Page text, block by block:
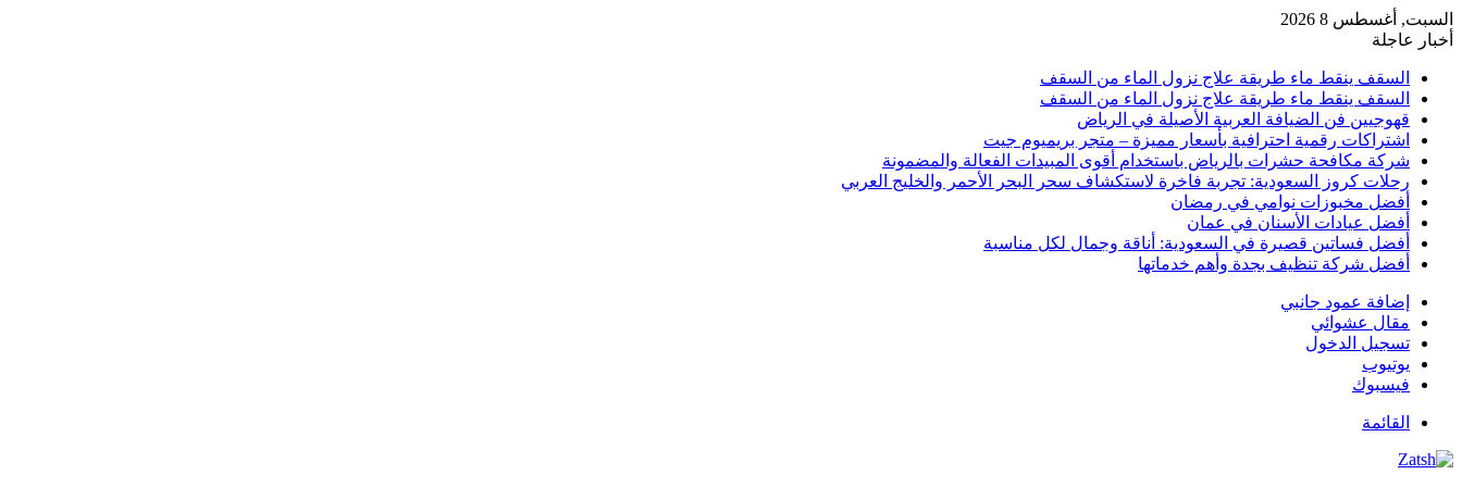
السبت, أغسطس 8 2026
أخبار عاجلة
السقف ينقط ماء طريقة علاج نزول الماء من السقف
السقف ينقط ماء طريقة علاج نزول الماء من السقف
قهوجيين فن الضيافة العربية الأصيلة في الرياض
اشتراكات رقمية احترافية بأسعار مميزة – متجر بريميوم جيت
شركة مكافحة حشرات بالرياض باستخدام أقوى المبيدات الفعالة والمضمونة
رحلات كروز السعودية: تجربة فاخرة لاستكشاف سحر البحر الأحمر والخليج العربي
أفضل مخبوزات نوامي في رمضان
أفضل عيادات الأسنان في عمان
أفضل فساتين قصيرة في السعودية: أناقة وجمال لكل مناسبة
أفضل شركة تنظيف بجدة وأهم خدماتها
إضافة عمود جانبي
مقال عشوائي
تسجيل الدخول
يوتيوب
فيسبوك
القائمة